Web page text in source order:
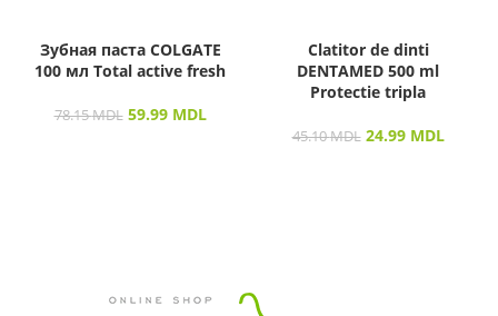
Зубная паста COLGATE
100 мл Total active fresh
78.15MDL 59.99 MDL
Clatitor de dinti
DENTAMED 500 ml
Protectie tripla
45.10MDL 24.99 MDL